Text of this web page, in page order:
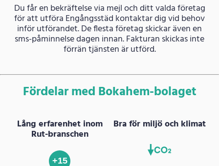
Du får en bekräftelse via mejl och ditt valda företag
för att utföra Engångsstäd kontaktar dig vid behov
inför utförandet. De flesta företag skickar även en
sms-påminnelse dagen innan. Fakturan skickas inte
förrän tjänsten är utförd.
Fördelar med Bokahem-bolaget
Lång erfarenhet inom
Rut-branschen
+15
Bra för miljö och klimat